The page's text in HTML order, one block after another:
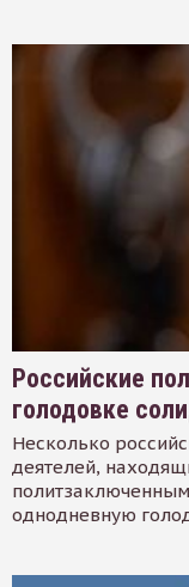
Российские
голодовке
Несколько
деятелей,
однодневную